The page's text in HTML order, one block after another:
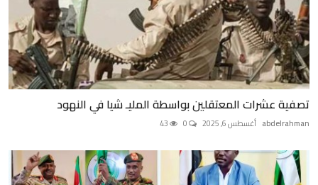
تصفية عشرات المعتقلين بواسطة المليـ شيا في النهود
abdelrahman أغسطس 6, 2025